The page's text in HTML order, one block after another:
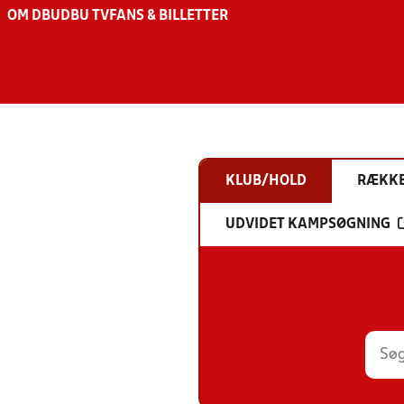
OM DBU DBU TV FANS & BILLETTER
KLUB/HOLD
UDVIDET KAMPSØGNING